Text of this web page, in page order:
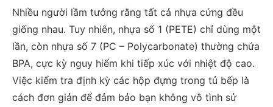
Nhiều người lầm tưởng rằng tất cả nhựa cứng đều
giống nhau. Tuy nhiên, nhựa số 1 (PETE) chỉ dùng một
lần, còn nhựa số 7 (PC – Polycarbonate) thường chứa
BPA, cực kỳ nguy hiểm khi tiếp xúc với nhiệt độ cao.
Việc kiểm tra định kỳ các hộp đựng trong tủ bếp là
cách đơn giản để đảm bảo bạn không vô tình sử